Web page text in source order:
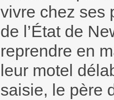
vivre chez ses
de l’État de
reprendre en
leur motel
saisie, le père